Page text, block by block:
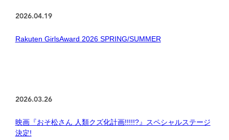
2026.04.19
Rakuten GirlsAward 2026 SPRING/SUMMER
2026.03.26
映画『おそ松さん 人類クズ化計画!!!!!?』スペシャルステージ
決定!